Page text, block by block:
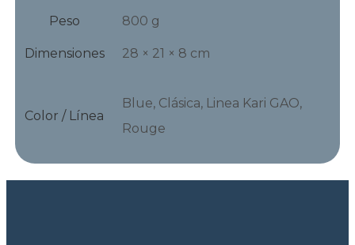
Peso 800 g
Dimensiones 28 × 21 × 8 cm
Color / Línea
Blue, Clásica, Linea Kari GAO,
Rouge